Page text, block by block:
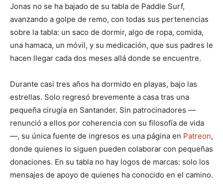
Jonas no se ha bajado de su tabla de Paddle Surf,
avanzando a golpe de remo, con todas sus pertenencias
sobre la tabla: un saco de dormir, algo de ropa, comida,
una hamaca, un móvil, y su medicación, que sus padres le
hacen llegar cada dos meses allá donde se encuentre.
Durante casi tres años ha dormido en playas, bajo las
estrellas. Solo regresó brevemente a casa tras una
pequeña cirugía en Santander. Sin patrocinadores —
renunció a ellos por coherencia con su filosofía de vida
—, su única fuente de ingresos es una página en Patreon,
donde quienes lo siguen pueden colaborar con pequeñas
donaciones. En su tabla no hay logos de marcas: solo los
mensajes de apoyo de quienes ha conocido en el camino.